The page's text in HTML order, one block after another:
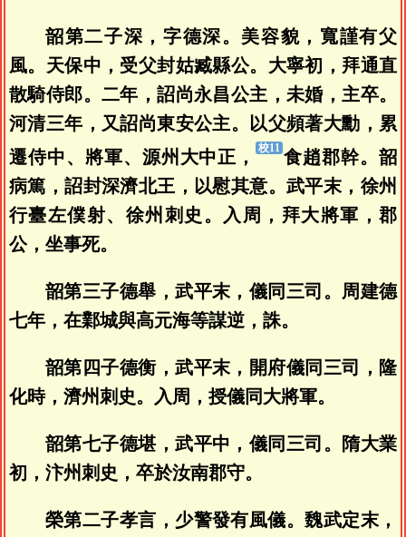
韶第二子深，字德深。美容貌，寬謹有父
風。天保中，受父封姑臧縣公。大寧初，拜通直
散騎侍郎。二年，詔尚永昌公主，未婚，主卒。
河清三年，又詔尚東安公主。以父頻著大勳，累
遷侍中、將軍、源州大中正，
食趙郡幹。韶
病篤，詔封深濟北王，以慰其意。武平末，徐州
行臺左僕射、徐州刺史。入周，拜大將軍，郡
公，坐事死。
韶第三子德舉，武平末，儀同三司。周建德
七年，在鄴城與高元海等謀逆，誅。
韶第四子德衡，武平末，開府儀同三司，隆
化時，濟州刺史。入周，授儀同大將軍。
韶第七子德堪，武平中，儀同三司。隋大業
初，汴州刺史，卒於汝南郡守。
榮第二子孝言，少警發有風儀。魏武定末，